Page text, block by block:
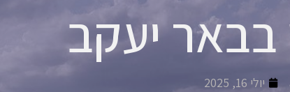
יעקב
יולי 16, 2025